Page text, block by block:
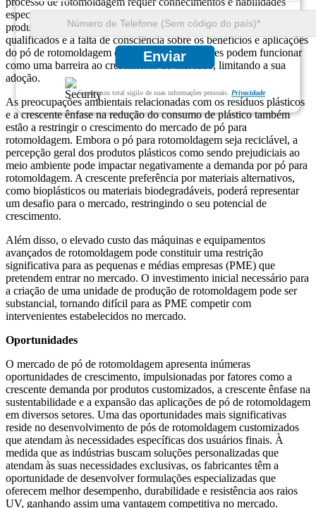
Enviar
Garantimos total sigilo de suas informações pessoais. Privacidade
especializadas para atingir a qualidade e acabamento desejados do
produto final. No entanto, a disponibilidade limitada de profissionais
qualificados e a falta de consciência sobre os benefícios e aplicações
do pó de rotomoldagem em determinadas regiões podem funcionar
como uma barreira ao crescimento do mercado, limitando a sua
adoção.
As preocupações ambientais relacionadas com os resíduos plásticos
e a crescente ênfase na redução do consumo de plástico também
estão a restringir o crescimento do mercado de pó para
rotomoldagem. Embora o pó para rotomoldagem seja reciclável, a
percepção geral dos produtos plásticos como sendo prejudiciais ao
meio ambiente pode impactar negativamente a demanda por pó para
rotomoldagem. A crescente preferência por materiais alternativos,
como bioplásticos ou materiais biodegradáveis, poderá representar
um desafio para o mercado, restringindo o seu potencial de
crescimento.
Além disso, o elevado custo das máquinas e equipamentos
avançados de rotomoldagem pode constituir uma restrição
significativa para as pequenas e médias empresas (PME) que
pretendem entrar no mercado. O investimento inicial necessário para
a criação de uma unidade de produção de rotomoldagem pode ser
substancial, tornando difícil para as PME competir com
intervenientes estabelecidos no mercado.
Oportunidades
O mercado de pó de rotomoldagem apresenta inúmeras
oportunidades de crescimento, impulsionadas por fatores como a
crescente demanda por produtos customizados, a crescente ênfase na
sustentabilidade e a expansão das aplicações de pó de rotomoldagem
em diversos setores. Uma das oportunidades mais significativas
reside no desenvolvimento de pós de rotomoldagem customizados
que atendam às necessidades específicas dos usuários finais. À
medida que as indústrias buscam soluções personalizadas que
atendam às suas necessidades exclusivas, os fabricantes têm a
oportunidade de desenvolver formulações especializadas que
oferecem melhor desempenho, durabilidade e resistência aos raios
UV, ganhando assim uma vantagem competitiva no mercado.